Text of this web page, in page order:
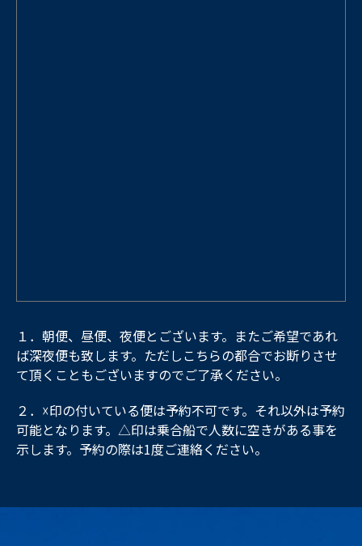
１．朝便、昼便、夜便とございます。またご希望であれ
ば深夜便も致します。ただしこちらの都合でお断りさせ
て頂くこともございますのでご了承ください。
２．☓印の付いている便は予約不可です。それ以外は予約
可能となります。△印は乗合船で人数に空きがある事を
示します。予約の際は1度ご連絡ください。